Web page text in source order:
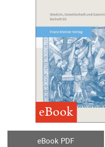
eBook
eBook PDF